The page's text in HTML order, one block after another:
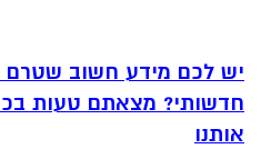
יש לכם מידע חשוב שטרם
חדשותי? מצאתם טעות
אותנו